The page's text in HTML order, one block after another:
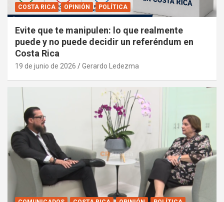
COSTA RICA OPINIÓN POLÍTICA
Evite que te manipulen: lo que realmente
puede y no puede decidir un referéndum en
Costa Rica
19 de junio de 2026 Gerardo Ledezma